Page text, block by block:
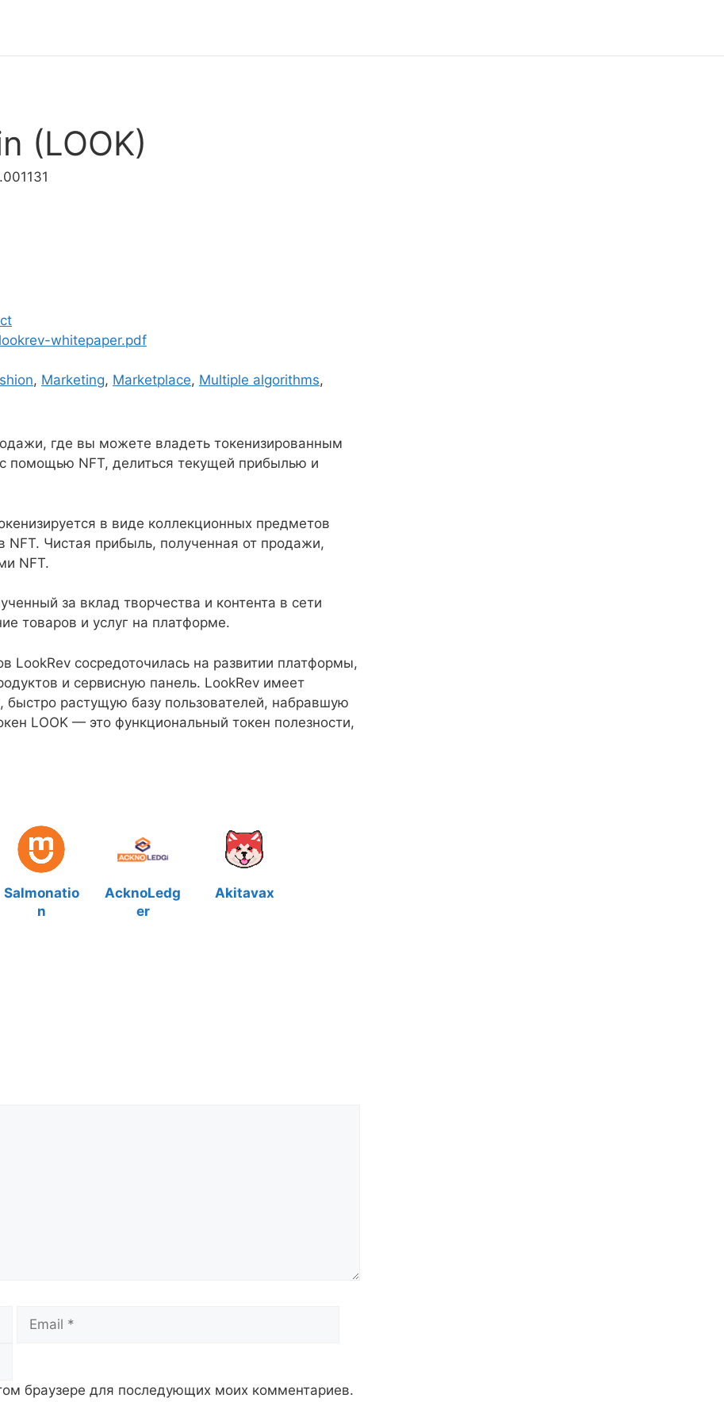
(LOOK)
whitepaper.pdf
, Marketing, Marketplace, Multiple algorithms,
где вы можете владеть токенизированным
помощью NFT, делиться текущей прибылью и
в виде коллекционных предметов
NFT. Чистая прибыль, полученная от продажи,
NFT.
за вклад творчества и контента в сети
товаров и услуг на платформе.
LookRev сосредоточилась на развитии платформы,
и сервисную панель. LookRev имеет
растущую базу пользователей, набравшую
LOOK — это функциональный токен полезности,
Salmonatio
n
AcknoLedg
er
Akitavax
Email
браузере для последующих моих комментариев.